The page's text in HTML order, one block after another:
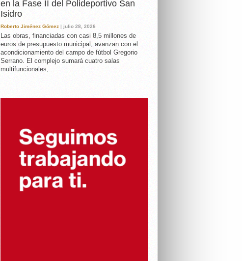
en la Fase II del Polideportivo San
Isidro
Roberto Jiménez Gómez | julio 28, 2026
Las obras, financiadas con casi 8,5 millones de
euros de presupuesto municipal, avanzan con el
acondicionamiento del campo de fútbol Gregorio
Serrano. El complejo sumará cuatro salas
multifuncionales,...